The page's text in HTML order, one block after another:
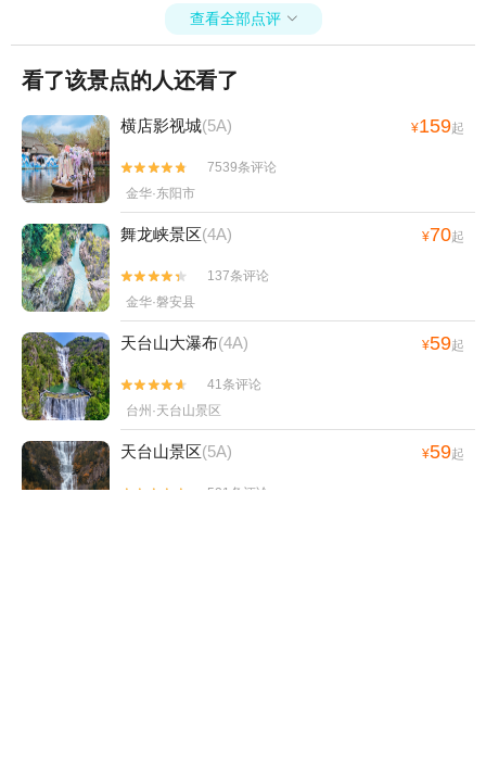
外游乐园+义乌威尼斯水城+浙江横店热气球
自由飞行+义乌翼动蹦床公园+龙溪生态游乐
线+武义温泉度假区+金华万泰海立方海洋公
园+月牙谷+九峰牧场+武义阳光温泉浴吧+金
华梦境自然博物馆+义乌西海龙山+武义大斗
山飞行营地+璟园汤温泉馆+喻斯生态旅游区
+棕榈湾+中国横店滑翔伞基地(横店店)+熊猫
猪猪两头乌国际牧场+义乌趣玩谷+浦江鱼泡
泡多彩田园营地+横店木润木故事屋+金华北
山航空飞行营地+金华科技馆+永康西山景区
+东阳木雕小镇+横店固定翼体验+义乌乐园
+义乌凰溪景区+六洞山风景名胜区+极乐汤
武义温泉馆+婺州古城景区+地平线跳伞·浙江
横店基地+桥枫航空横店飞行基地+白露山景
区亲子乐园+越龙山国际旅游度假区+白露山
风景区亲子乐园+义乌植物园+兰溪嵩山军事
主题乐园+横店·红军长征博览城1日游
查看全部点评 
看了该景点的人还看了
横店影视城(5A) ¥159起


7539条评论
金华·东阳市
舞龙峡景区(4A) ¥70起


137条评论
金华·磐安县
天台山大瀑布(4A) ¥59起


41条评论
台州·天台山景区
天台山景区(5A) ¥59起


521条评论